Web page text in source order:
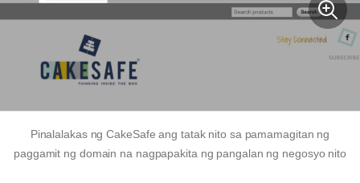
Pinalalakas ng CakeSafe ang tatak nito sa pamamagitan ng
paggamit ng domain na nagpapakita ng pangalan ng negosyo nito